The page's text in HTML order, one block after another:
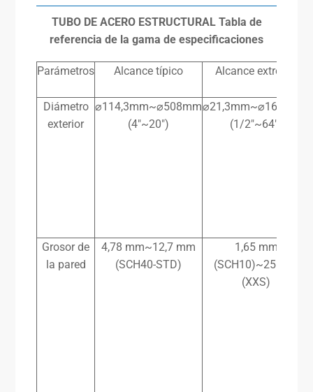
TUBO DE ACERO ESTRUCTURALTabla de
referencia de la gama de especificaciones
Parámetros Alcance típico Alcance extremo
Diámetro
exterior
⌀114,3mm~⌀508mm
(4″~20″)
⌀21,3mm~⌀1626mm
(1/2″~64″)
Grosor de
la pared
4,78 mm~12,7 mm
(SCH40-STD)
1,65 mm
(SCH10)~25 mm
(XXS)